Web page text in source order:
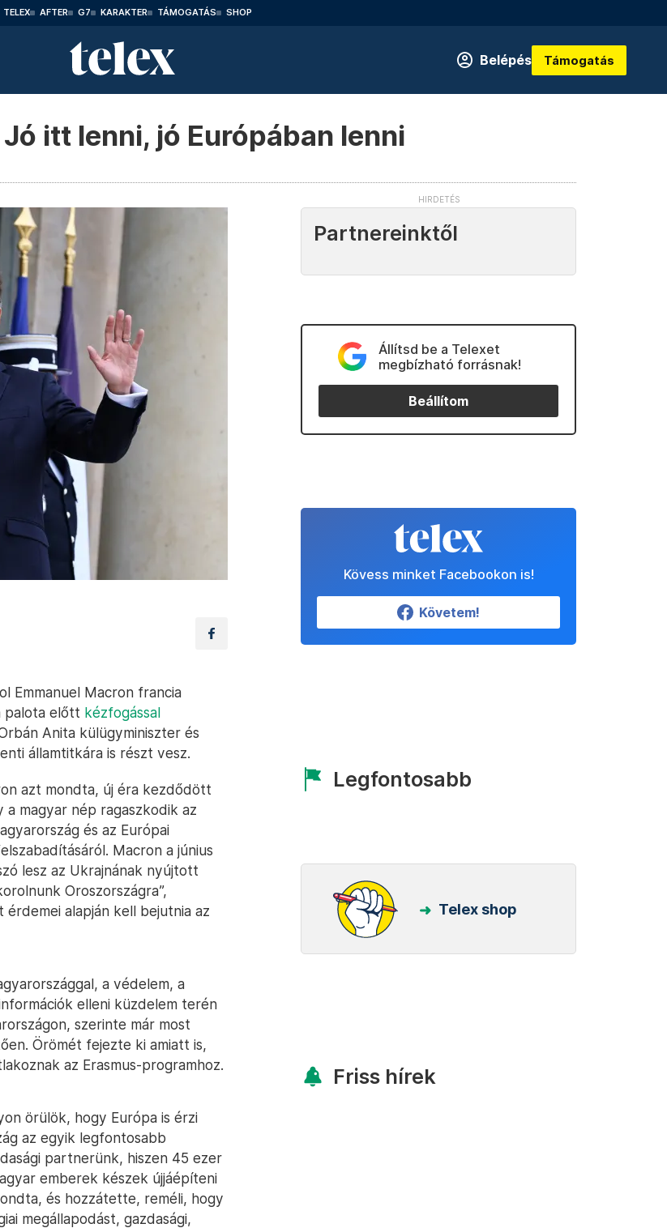
TELEX AFTER G7 KARAKTER TÁMOGATÁS SHOP
Belépés Támogatás
itt lenni, jó Európában lenni
Emmanuel Macron francia
palota előtt kézfogással
Anita külügyminiszter és
államtitkára is részt vesz.
azt mondta, új éra kezdődött
magyar nép ragaszkodik az
és az Európai
Macron a június
lesz az Ukrajnának nyújtott
Oroszországra”,
alapján kell bejutnia az
a védelem, a
elleni küzdelem terén
szerinte már most
Örömét fejezte ki amiatt is,
az Erasmus-programhoz.
örülök, hogy Európa is érzi
az egyik legfontosabb
partnerünk, hiszen 45 ezer
emberek készek újjáépíteni
és hozzátette, reméli, hogy
megállapodást, gazdasági,
Partnereinktől
Állítsd be a Telexet
megbízható forrásnak!
Beállítom
Kövess minket Facebookon is!
Követem!
Legfontosabb
Telex shop
Friss hírek